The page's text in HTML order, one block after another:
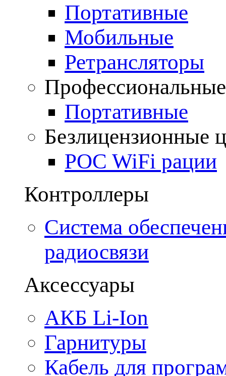
Портативные
Мобильные
Ретрансляторы
Портативные
Безлицензионные
POC WiFi рации
Контроллеры
Система
радиосвязи
Аксессуары
АКБ Li-Ion
Гарнитуры
Кабель для